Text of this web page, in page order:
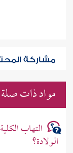
مشاركة
مواد ذات صلة
التهاب
الولادة؟